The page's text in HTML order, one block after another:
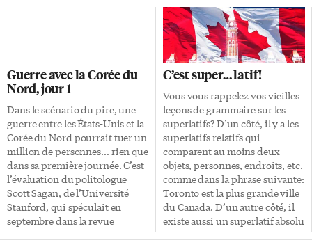
utilisés par les fermiers de la
région — engrais qui se
retrouvent dans les cours d’eau
qui, à leur tour, alimentent le
lac. En plus d’asphyxier la vie
[…]
Toutefois, la réalité est tout
autre. Graines noires ou jaunes
Sur le site d’information OGM
Québec du gouvernement
provincial, on peut lire que 78%
des cultures mondiales de soya
étaient génétiquement
modifiées, en 2016. C’est une
proportion considérable, mais
ça ne signifie pas pour autant
que du soya génétiquement
modifié se retrouve dans le tofu
ou d’autres aliments à base de
soya qui sont […]
Guerre avec la Corée du
Nord, jour 1
Dans le scénario du pire, une
guerre entre les États-Unis et la
Corée du Nord pourrait tuer un
million de personnes… rien que
dans sa première journée. C’est
l’évaluation du politologue
Scott Sagan, de l’Université
Stanford, qui spéculait en
septembre dans la revue
C’est super… latif!
Vous vous rappelez vos vieilles
leçons de grammaire sur les
superlatifs? D’un côté, il y a les
superlatifs relatifs qui
comparent au moins deux
objets, personnes, endroits, etc.
comme dans la phrase suivante:
Toronto est la plus grande ville
du Canada. D’un autre côté, il
existe aussi un superlatif absolu